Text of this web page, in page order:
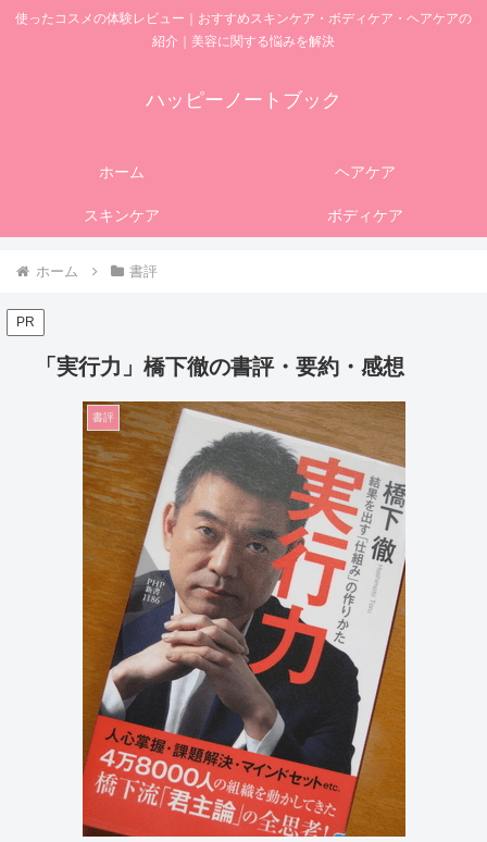
使ったコスメの体験レビュー｜おすすめスキンケア・ボディケア・ヘアケアの
紹介｜美容に関する悩みを解決
ハッピーノートブック
ホーム ヘアケア
スキンケア ボディケア
ホーム 書評
PR
「実行力」橋下徹の書評・要約・感想
書評